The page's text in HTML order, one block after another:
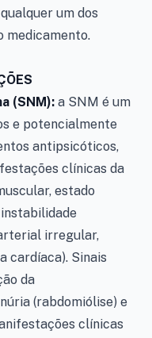
um dos
medicamento.
(SNM): a SNM é um
e potencialmente
antipsicóticos,
clínicas da
estado
irregular,
cardíaca). Sinais
da
(rabdomiólise) e
clínicas